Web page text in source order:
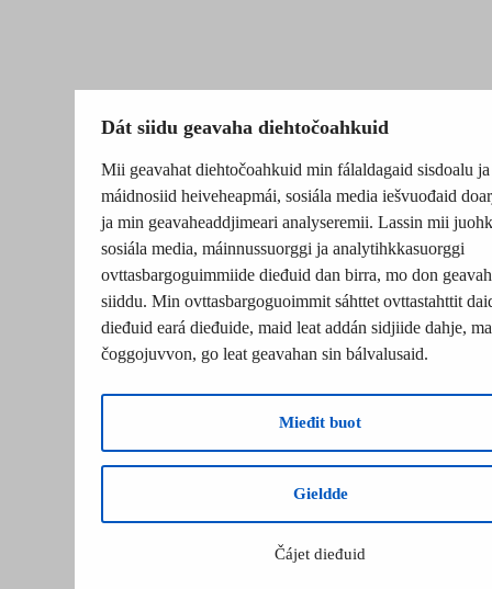
Dát siidu geavaha diehtočoahkuid
Mii geavahat diehtočoahkuid min fálaldagaid sisdoalu ja
máidnosiid heiveheapmái, sosiála media iešvuođaid
ja min geavaheaddjimeari analyseremii. Lassin mii
sosiála media, máinnussuorggi ja analytihkkasuorggi
ovttasbargoguimmiide dieđuid dan birra, mo don
siiddu. Min ovttasbargoguoimmit sáhttet ovttastahttit
dieđuid eará dieđuide, maid leat addán sidjiide dahje,
čoggojuvvon, go leat geavahan sin bálvalusaid.
Mieđit buot
Gieldde
Čájet dieđuid